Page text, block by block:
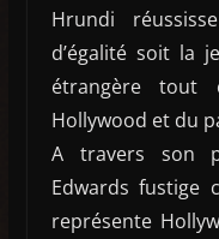
Hrundi
d’égalité soit la
étrangère
Hollywood et du
A travers son
Edwards fustige
représente